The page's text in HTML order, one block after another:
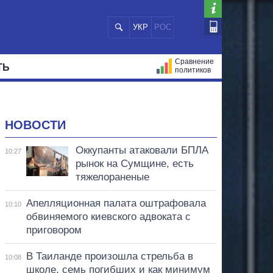
УКР РОС
Сравнение
политиков
НОВОСТИ
10:27
Оккупанты атаковали БПЛА
рынок на Сумщине, есть
тяжелораненые
10:10
Апелляционная палата оштрафовала
обвиняемого киевского адвоката с
приговором
10:08
В Таиланде произошла стрельба в
школе, семь погибших и как минимум